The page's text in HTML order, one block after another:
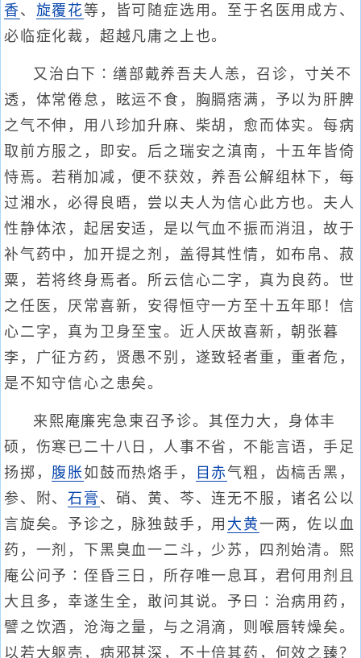
香、 旋覆花等，皆可随症选用。至于名医用成方、
必临症化裁，超越凡庸之上也。
又治白下∶缮部戴养吾夫人恙，召诊，寸关不
透，体常倦怠，眩运不食，胸膈痞满，予以为肝脾
之气不伸，用八珍加升麻、柴胡，愈而体实。每病
取前方服之，即安。后之瑞安之滇南，十五年皆倚
恃焉。若稍加减，便不获效，养吾公解组林下，每
过湘水，必得良晤，尝以夫人为信心此方也。夫人
性静体浓，起居安适，是以气血不振而消沮，故于
补气药中，加开提之剂，盖得其性情，如布帛、菽
粟，若将终身焉者。所云信心二字，真为良药。世
之任医，厌常喜新，安得恒守一方至十五年耶！信
心二字，真为卫身至宝。近人厌故喜新，朝张暮
李，广征方药，贤愚不别，遂致轻者重，重者危，
是不知守信心之患矣。
来熙庵廉宪急柬召予诊。其侄力大，身体丰
硕，伤寒已二十八日，人事不省，不能言语，手足
扬掷， 腹胀如鼓而热烙手， 目赤气粗，齿槁舌黑，
参、附、石膏 、硝、黄、芩、连无不服，诸名公以
言旋矣。予诊之，脉独鼓手，用 大黄一两，佐以血
药，一剂，下黑臭血一二斗，少苏，四剂始清。熙
庵公问予∶侄昏三日，所存唯一息耳，君何用剂且
大且多，幸遂生全，敢问其说。予曰∶治病用药，
譬之饮酒，沧海之量，与之涓滴，则喉唇转燥矣。
以若大躯壳，病邪甚深，不十倍其药，何效之臻？